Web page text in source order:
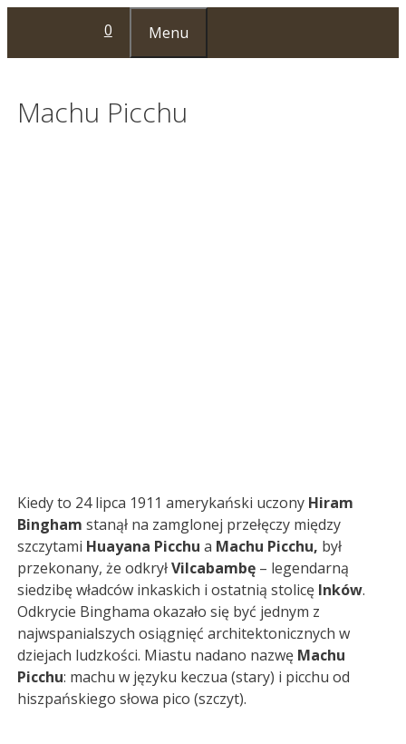
treści
0 Menu
Machu Picchu
Kiedy to 24 lipca 1911 amerykański uczony Hiram
Bingham stanął na zamglonej przełęczy między
szczytami Huayana Picchu a Machu Picchu, był
przekonany, że odkryłVilcabambę – legendarną
siedzibę władców inkaskich i ostatnią stolicę Inków.
Odkrycie Binghama okazało się być jednym z
najwspanialszych osiągnięć architektonicznych w
dziejach ludzkości. Miastu nadano nazwę Machu
Picchu: machu w języku keczua (stary) i picchu od
hiszpańskiego słowa pico (szczyt).